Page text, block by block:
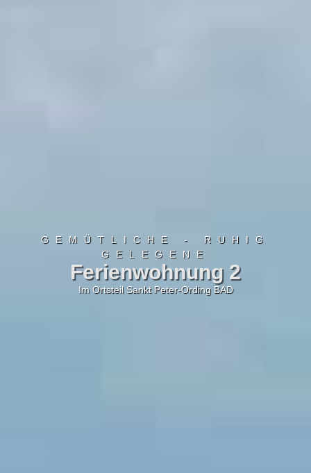
GEMÜTLICHE - RUHIG
GELEGENE
Ferienwohnung 2
Im Ortsteil Sankt Peter-Ording BAD